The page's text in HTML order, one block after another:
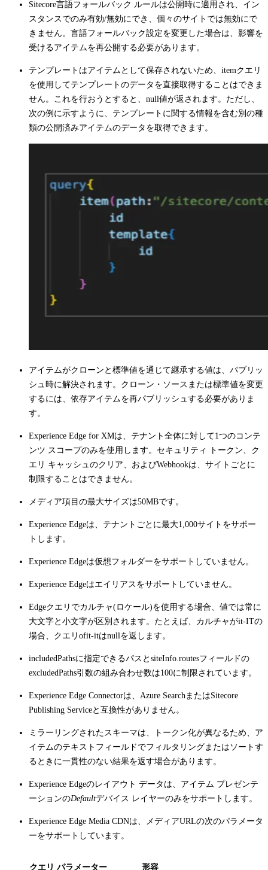
Sitecore言語フォールバック ルールは公開時に適用され、イン
スタンスでのみ有効/無効にでき、個々のサイトでは無効にで
きません。言語フォールバック設定を変更した場合は、影響を
受けるアイテムを再公開する必要があります。
テンプレートはアイテムとして保存されないため、 itemクエリ
を使用してテンプレートのデータを直接取得することはできま
せん。これを行おうとすると、 null値が返されます。ただし、
次の例に示すように、テンプレートに関する情報を含む別の種
類の公開済みアイテムのデータを取得できます。
アイテムがクローンと標準値を通じて継承する値は、パブリッ
シュ時に解決されます。クローン・ソースまたは標準値を変更
するには、依存アイテムを再パブリッシュする必要がありま
す。
Experience Edge for XMは、テナント全体に対して1つのコンテ
ンツ スコープのみを使用します。セキュリティ トークン、ク
エリ キャッシュのクリア、およびWebhookは、サイトごとに
制限することはできません。
メディア項目の最大サイズは50MBです。
Experience Edgeは、テナントごとに最大1,000サイトをサポー
トします。
Experience Edgeは仮想フォルダーをサポートしていません。
Experience Edgeはエイリアスをサポートしていません。
Edgeクエリでカルチャ(ロケール)を使用する場合、値では常に
大文字と小文字が区別されます。たとえば、カルチャがit-ITの
場合、クエリofit-itはnullを返します。
includedPathsに指定できるパスと siteInfo.routesフィールドの
excludedPaths引数の組み合わせ数は100に制限されています。
Experience Edge Connectorは、Azure SearchまたはSitecore
Publishing Serviceと互換性がありません。
ミラーリングされたスキーマは、トークン化が異なるため、ア
イテムのテキストフィールドでフィルタリングまたはソートす
るときに一貫性のない結果を返す場合があります。
Experience Edgeのレイアウト データは、アイテム プレゼンテ
ーションのDefaultデバイス レイヤーのみをサポートします。
Experience Edge Media CDNは、メディアURLの次のパラメータ
ーをサポートしています。
クエリ パラメーター 形容